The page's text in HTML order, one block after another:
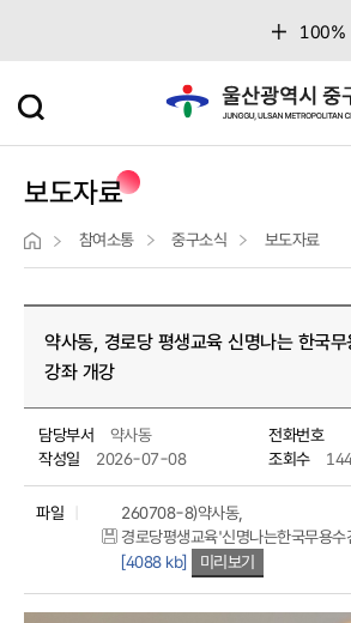
100%
보도자료
참여소통 중구소식 보도자료
약사동, 경로당 평생교육 신명나는 한국
강좌 개강
담당부서 약사동
전화번호
작성일
2026-07-08 조회수
파일
260708-8)약사동,
경로당평생교육'신명나는한국무용
[4088 kb]
미리보기